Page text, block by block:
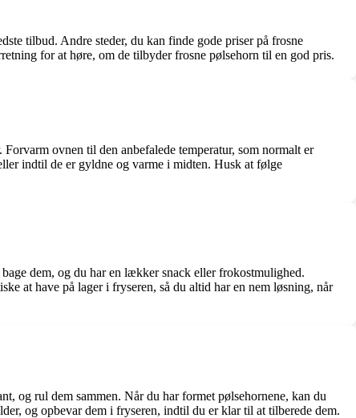
tilbud. Andre steder, du kan finde gode priser på frosne
for at høre, om de tilbyder frosne pølsehorn til en god pris.
ovnen til den anbefalede temperatur, som normalt er
indtil de er gyldne og varme i midten. Husk at følge
dem, og du har en lækker snack eller frokostmulighed.
at have på lager i fryseren, så du altid har en nem løsning, når
og rul dem sammen. Når du har formet pølsehornene, kan du
og opbevar dem i fryseren, indtil du er klar til at tilberede dem.